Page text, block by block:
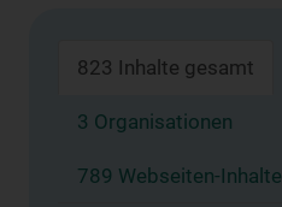
823 Inhalte gesamt
3 Organisationen
789 Webseiten-Inhalte